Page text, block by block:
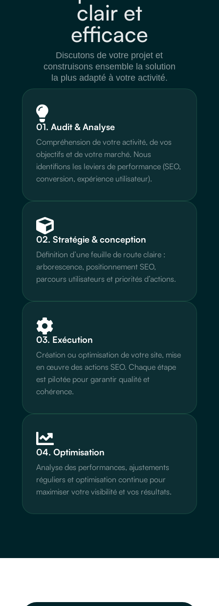
clair et
efficace
Discutons de votre projet et
construisons ensemble la solution
la plus adapté à votre activité.

01. Audit & Analyse
Compréhension de votre activité, de vos
objectifs et de votre marché. Nous
identifions les leviers de performance (SEO,
conversion, expérience utilisateur).

02. Stratégie & conception
Définition d’une feuille de route claire :
arborescence, positionnement SEO,
parcours utilisateurs et priorités d’actions.

03. Exécution
Création ou optimisation de votre site, mise
en œuvre des actions SEO. Chaque étape
est pilotée pour garantir qualité et
cohérence.

04. Optimisation
Analyse des performances, ajustements
réguliers et optimisation continue pour
maximiser votre visibilité et vos résultats.